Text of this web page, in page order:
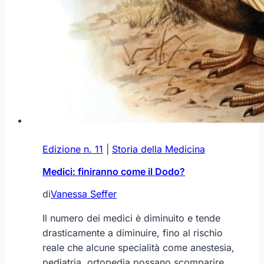
Edizione n. 11
Storia della Medicina
Medici: finiranno come il Dodo?
diVanessa Seffer
Il numero dei medici è diminuito e tende
drasticamente a diminuire, fino al rischio
reale che alcune specialità come anestesia,